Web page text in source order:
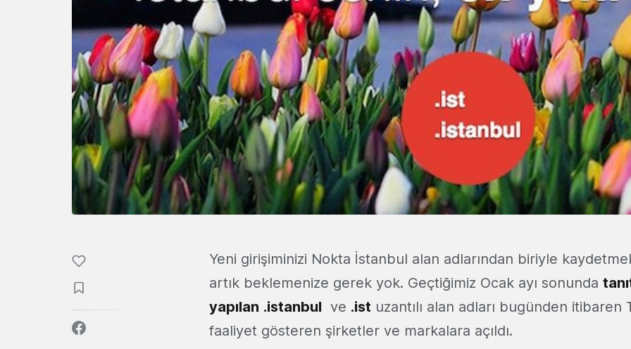
Yeni girişiminizi Nokta İstanbul alan adlarından biriyle
artık beklemenize gerek yok. Geçtiğimiz Ocak ayı sonunda
yapılan .istanbul ve .ist uzantılı alan adları bugünden itibaren
faaliyet gösteren şirketler ve markalara açıldı.